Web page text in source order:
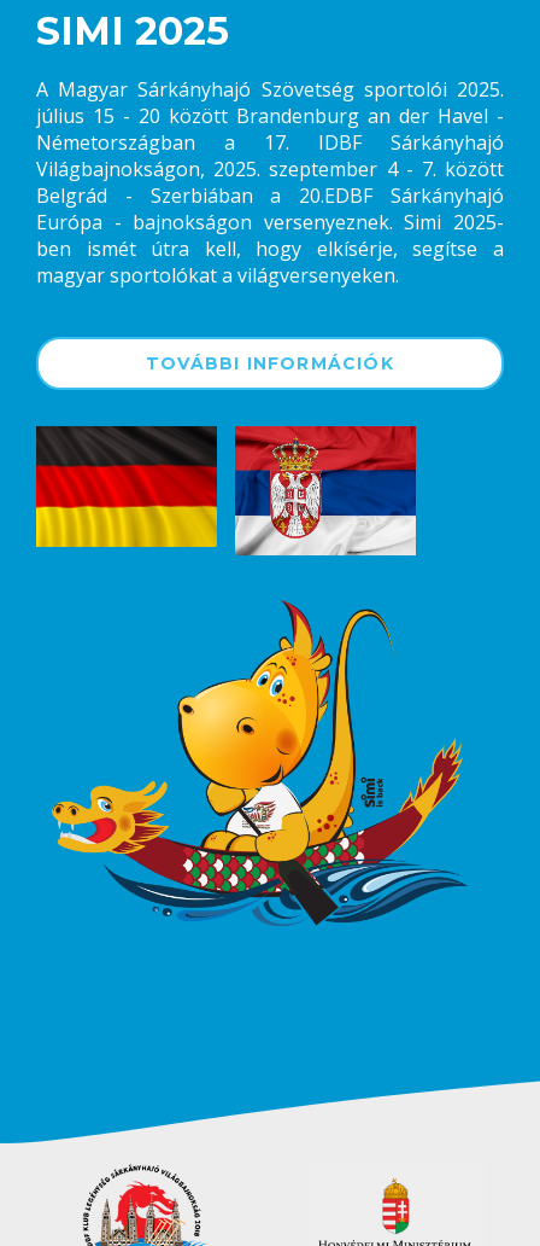
SIMI 2025
A Magyar Sárkányhajó Szövetség sportolói 2025.
július 15 - 20 között Brandenburg an der Havel -
Németországban a 17. IDBF Sárkányhajó
Világbajnokságon, 2025. szeptember 4 - 7. között
Belgrád - Szerbiában a 20.EDBF Sárkányhajó
Európa - bajnokságon versenyeznek. Simi 2025-
ben ismét útra kell, hogy elkísérje, segítse a
magyar sportolókat a világversenyeken.
TOVÁBBI INFORMÁCIÓK